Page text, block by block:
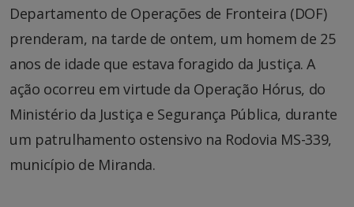
Departamento de Operações de Fronteira (DOF)
prenderam, na tarde de ontem, um homem de 25
anos de idade que estava foragido da Justiça. A
ação ocorreu em virtude da Operação Hórus, do
Ministério da Justiça e Segurança Pública, durante
um patrulhamento ostensivo na Rodovia MS-339,
município de Miranda.